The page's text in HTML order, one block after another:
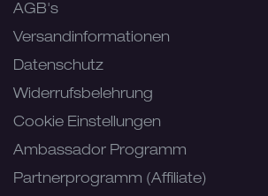
AGB's
Versandinformationen
Datenschutz
Widerrufsbelehrung
Cookie Einstellungen
Ambassador Programm
Partnerprogramm (Affiliate)